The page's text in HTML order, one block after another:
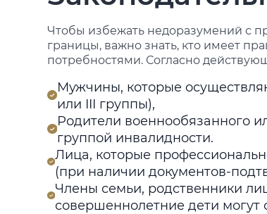
Чтобы избежать недоразумений с
границы, важно знать, кто имеет
потребностями. Согласно
Мужчины, которые
или III группы),
Родители военнообязанного
группой инвалидности.
Лица, которые
(при наличии документов-
Члены семьи, родственники
совершеннолетние дети могут